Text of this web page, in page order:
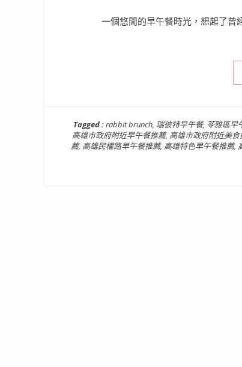
一個悠閒的早午餐時光，想起了曾
Tagged :rabbit brunch, 瑞彼特早午餐, 苓雅區早
高雄市政府附近早午餐推薦, 高雄市政府附近美食
薦, 高雄民權路早午餐推薦, 高雄特色早午餐推薦,